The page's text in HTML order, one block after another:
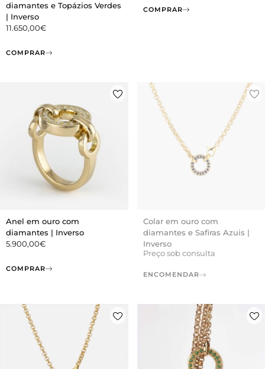
diamantes e Topázios Verdes
| Inverso
11.650,00€
COMPRAR
COMPRAR
Anel em ouro com
diamantes | Inverso
5.900,00€
COMPRAR
Colar em ouro com
diamantes e Safiras Azuis |
Inverso
Preço sob consulta
ENCOMENDAR